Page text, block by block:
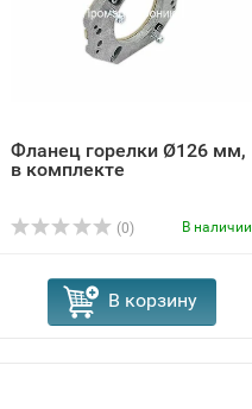
Фланец горелки Ø126 мм,
в комплекте
(0) В наличии
В корзину